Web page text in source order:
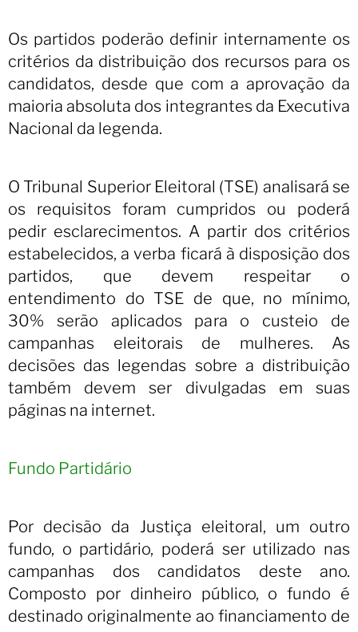
Os partidos poderão definir internamente os
critérios da distribuição dos recursos para os
candidatos, desde que com a aprovação da
maioria absoluta dos integrantes da Executiva
Nacional da legenda.
O Tribunal Superior Eleitoral (TSE) analisará se
os requisitos foram cumpridos ou poderá
pedir esclarecimentos. A partir dos critérios
estabelecidos, a verba ficará à disposição dos
partidos, que devem respeitar o
entendimento do TSE de que, no mínimo,
30% serão aplicados para o custeio de
campanhas eleitorais de mulheres. As
decisões das legendas sobre a distribuição
também devem ser divulgadas em suas
páginas na internet.
Fundo Partidário
Por decisão da Justiça eleitoral, um outro
fundo, o partidário, poderá ser utilizado nas
campanhas dos candidatos deste ano.
Composto por dinheiro público, o fundo é
destinado originalmente ao financiamento de